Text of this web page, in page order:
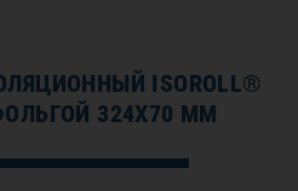
ISOROLL®
324Х70 ММ